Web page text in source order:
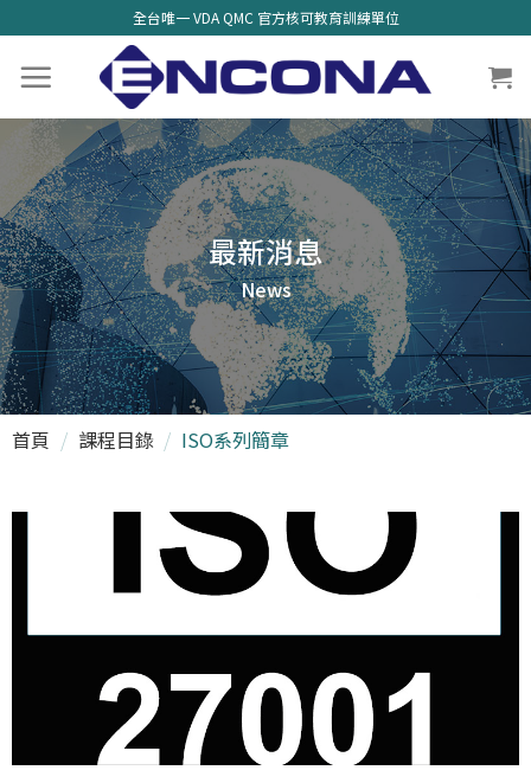
全台唯一 VDA QMC 官方核可教育訓練單位
最新消息
News
首頁 / 課程目錄 / ISO系列簡章